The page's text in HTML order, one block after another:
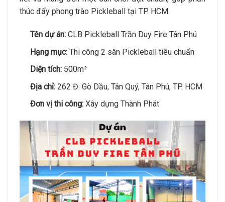
thúc đẩy phong trào Pickleball tại TP. HCM.
Tên dự án: CLB Pickleball Trần Duy Fire Tân Phú
Hạng mục: Thi công 2 sân Pickleball tiêu chuẩn
Diện tích: 500m²
Địa chỉ:262 Đ. Gò Dầu, Tân Quý, Tân Phú, TP. HCM
Đơn vị thi công: Xây dựng Thành Phát